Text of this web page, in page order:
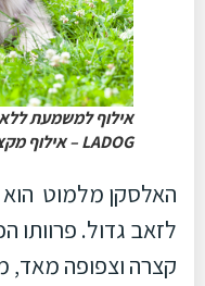
אילוף למשמעת ללא
LADOG – אילוף מקצועי
האלסקן מלמוט הוא
לזאב גדול. פרוותו
קצרה וצפופה מאד,